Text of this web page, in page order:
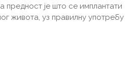
предност је што се имплантати
живота, уз правилну употребу